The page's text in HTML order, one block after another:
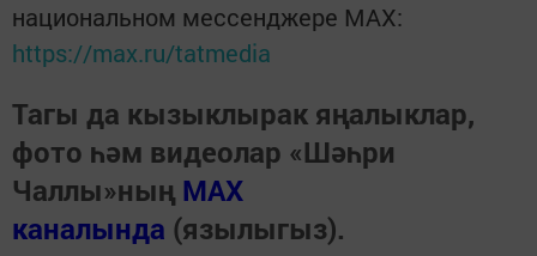
национальном мессенджере MАХ:
https://max.ru/tatmedia
Тагы да кызыклырак яңалыклар,
фото һәм видеолар «Шәһри
Чаллы»ның MAX
каналында (язылыгыз).